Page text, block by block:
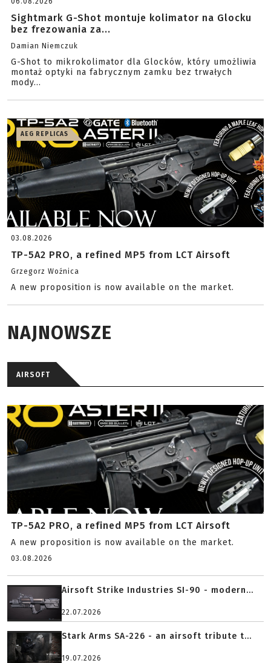
Sightmark G-Shot montuje kolimator na Glocku
bez frezowania za...
Damian Niemczuk
G-Shot to mikrokolimator dla Glocków, który umożliwia
montaż optyki na fabrycznym zamku bez trwałych
mody...
AEG REPLICAS
03.08.2026
TP-5A2 PRO, a refined MP5 from LCT Airsoft
Grzegorz Woźnica
A new proposition is now available on the market.
NAJNOWSZE
AIRSOFT
TP-5A2 PRO, a refined MP5 from LCT Airsoft
A new proposition is now available on the market.
03.08.2026
Airsoft Strike Industries SI-90 - modern...
22.07.2026
Stark Arms SA-226 - an airsoft tribute t...
19.07.2026